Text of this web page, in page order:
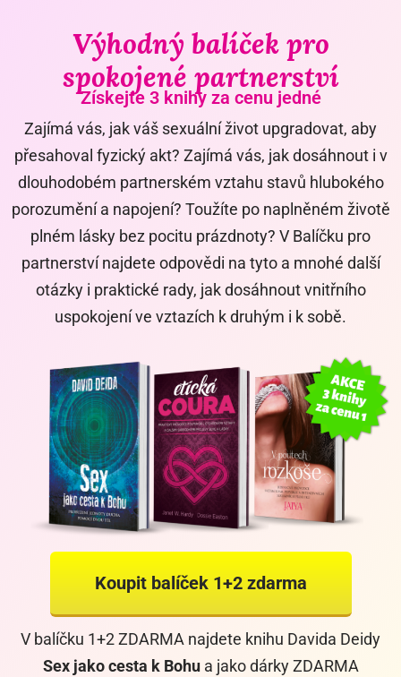
Výhodný balíček pro
spokojené partnerství
Získejte 3 knihy za cenu jedné
Zajímá vás, jak váš sexuální život upgradovat, aby
přesahoval fyzický akt? Zajímá vás, jak dosáhnout i v
dlouhodobém partnerském vztahu stavů hlubokého
porozumění a napojení? Toužíte po naplněném životě
plném lásky bez pocitu prázdnoty? V Balíčku pro
partnerství najdete odpovědi na tyto a mnohé další
otázky i praktické rady, jak dosáhnout vnitřního
uspokojení ve vztazích k druhým i k sobě.
Koupit balíček 1+2 zdarma
V balíčku 1+2 ZDARMA najdete knihu Davida Deidy
Sex jako cesta k Bohua jako dárky ZDARMA